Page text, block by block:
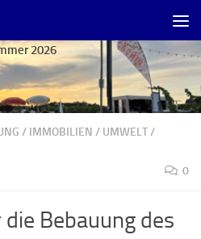
2026
/ IMMOBILIEN / UMWELT/
0
Bebauung des